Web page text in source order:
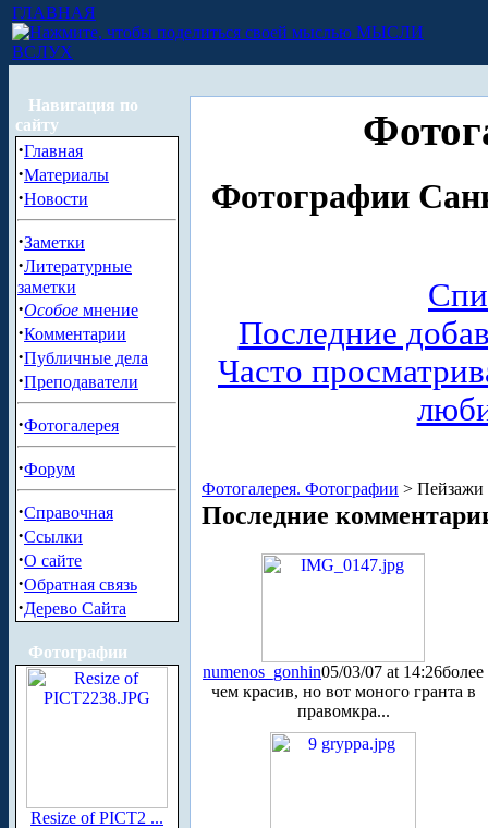
ГЛАВНАЯ
МЫСЛИ
ВСЛУХ
Навигация по
сайту
·Главная
·Материалы
·Новости
·Заметки
·Литературные
заметки
·Особое мнение
·Комментарии
·Публичные дела
·Преподаватели
·Фотогалерея
·Форум
·Справочная
·Ссылки
·О сайте
·Обратная связь
·Дерево Сайта
Фотографии
Resize of PICT2 ...
Фотографии
Последние
Часто
Фотогалерея. Фотографии > Пейзажи
Последние
numenos_gonhin05/03/07 at 14:26более
чем красив, но вот моного гранта в
правомкра...